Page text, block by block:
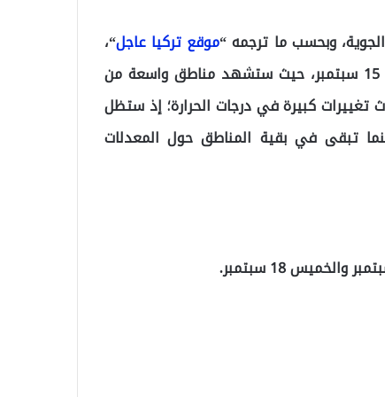
الجوية، وبحسب ما ترجمه “موقع تركيا عاجل“،
فإن الأسبوع الجديد سيبدأ بزخات رعدية اعتباراً من الاثنين 15 سبتمبر، حيث ستشهد مناطق واسعة من
تغييرات كبيرة في درجات الحرارة؛ إذ ستظل
تبقى في بقية المناطق حول المعدلات